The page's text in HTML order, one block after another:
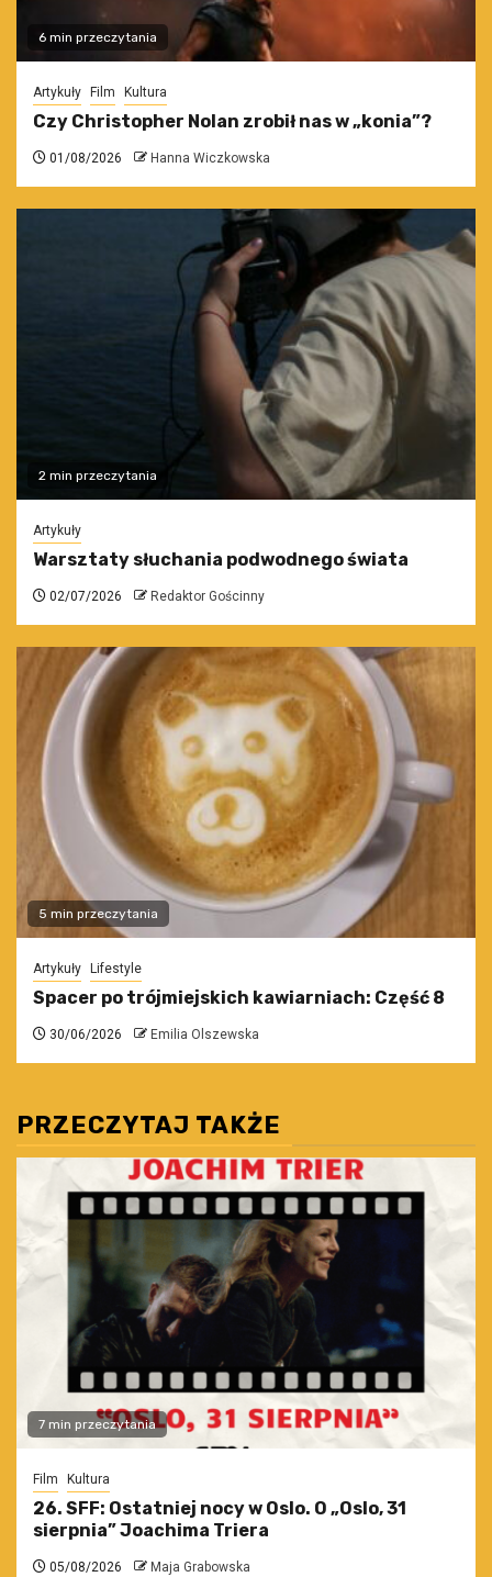
6 min przeczytania
Artykuły Film Kultura
Czy Christopher Nolan zrobił nas w „konia”?
01/08/2026 Hanna Wiczkowska
2 min przeczytania
Artykuły
Warsztaty słuchania podwodnego świata
02/07/2026 Redaktor Gościnny
5 min przeczytania
Artykuły Lifestyle
Spacer po trójmiejskich kawiarniach: Część 8
30/06/2026 Emilia Olszewska
PRZECZYTAJ TAKŻE
7 min przeczytania
Film Kultura
26. SFF: Ostatniej nocy w Oslo. O „Oslo, 31
sierpnia” Joachima Triera
05/08/2026 Maja Grabowska